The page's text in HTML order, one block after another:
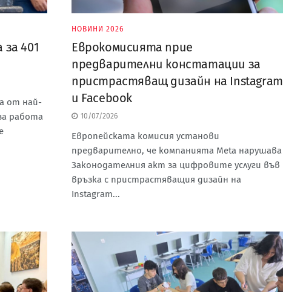
401
от най-
работа
НОВИНИ 2026
Еврокомисията прие
предварителни констатации за
пристрастяващ дизайн на Instagram
и Facebook
10/07/2026
Европейската комисия установи
предварително, че компанията Meta нарушава
Законодателния акт за цифровите услуги във
връзка с пристрастяващия дизайн на
Instagram...